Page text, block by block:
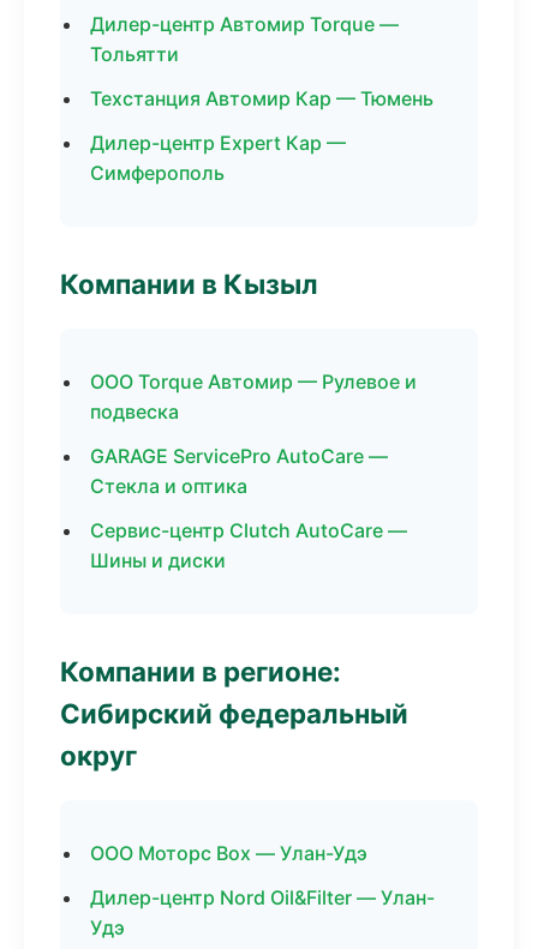
Дилер-центр Автомир Torque —
Тольятти
Техстанция Автомир Кар — Тюмень
Дилер-центр Expert Кар —
Симферополь
Компании в Кызыл
ООО Torque Автомир — Рулевое и
подвеска
GARAGE ServicePro AutoCare —
Стекла и оптика
Сервис-центр Clutch AutoCare —
Шины и диски
Компании в регионе:
Сибирский федеральный
округ
ООО Моторс Box — Улан-Удэ
Дилер-центр Nord Oil&Filter — Улан-
Удэ